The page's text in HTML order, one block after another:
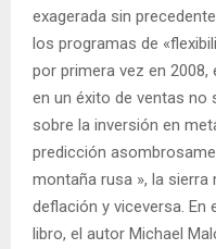
exagerada sin
los programas de
por primera vez en
en un éxito de ventas
sobre la inversión en
predicción
montaña rusa », la sierra
deflación y viceversa.
libro, el autor Michael